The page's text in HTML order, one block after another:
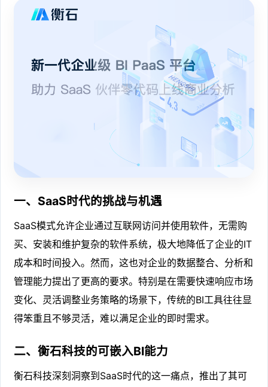
一、SaaS时代的挑战与机遇
SaaS模式允许企业通过互联网访问并使用软件，无需购
买、安装和维护复杂的软件系统，极大地降低了企业的IT
成本和时间投入。然而，这也对企业的数据整合、分析和
管理能力提出了更高的要求。特别是在需要快速响应市场
变化、灵活调整业务策略的场景下，传统的BI工具往往显
得笨重且不够灵活，难以满足企业的即时需求。
二、衡石科技的可嵌入BI能力
衡石科技深刻洞察到SaaS时代的这一痛点，推出了其可